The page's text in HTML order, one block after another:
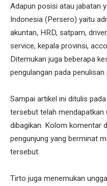
Adapun posisi atau jabatan
Indonesia (Persero) yaitu
akuntan, HRD, satpam,
service, kepala provinsi,
Ditemukan juga beberapa
pengulangan pada
Sampai artikel ini ditulis
tersebut telah mendapatkan
dibagikan. Kolom komentar
pengunjung yang berminat
tersebut.
Tirto juga menemukan